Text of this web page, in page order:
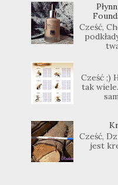
Cześć,
Cześć ;)
tak
Cześć,
jest